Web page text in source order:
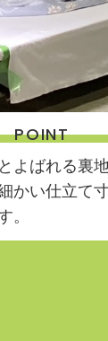
POINT
よばれる裏
かい仕立て